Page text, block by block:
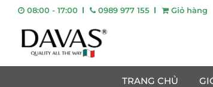
08:00 - 17:00 0989 977 155 Giỏ hàng
TRANG CHỦ